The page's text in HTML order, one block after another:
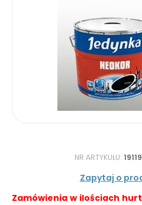
NR ARTYKUŁU:
Zapytaj o
Zamówienia w ilościach